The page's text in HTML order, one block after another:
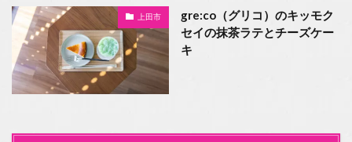
上田市
gre:co（グリコ）のキッモク
セイの抹茶ラテとチーズケー
キ